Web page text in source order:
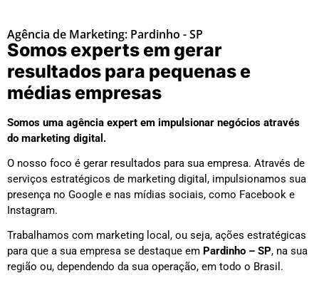
Agência de Marketing: Pardinho - SP
Somos experts em gerar
resultados para pequenas e
médias empresas
Somos uma agência expert em impulsionar negócios através
do marketing digital.
O nosso foco é gerar resultados para sua empresa. Através de
serviços estratégicos de marketing digital, impulsionamos sua
presença no Google e nas mídias sociais, como Facebook e
Instagram.
Trabalhamos com marketing local, ou seja, ações estratégicas
para que a sua empresa se destaque em Pardinho – SP, na sua
região ou, dependendo da sua operação, em todo o Brasil.